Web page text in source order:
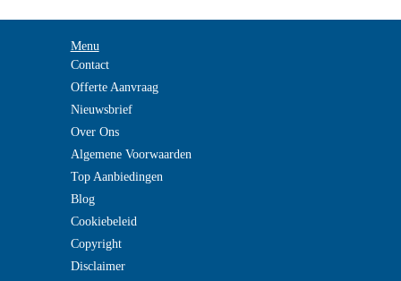
Menu
Contact
Offerte Aanvraag
Nieuwsbrief
Over Ons
Algemene Voorwaarden
Top Aanbiedingen
Blog
Cookiebeleid
Copyright
Disclaimer